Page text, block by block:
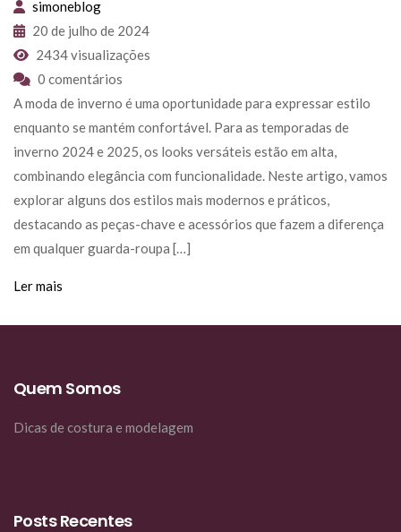
simoneblog
20 de julho de 2024
2434 visualizações
0 comentários
A moda de inverno é uma oportunidade para expressar estilo
enquanto se mantém confortável. Para as temporadas de
inverno 2024 e 2025, os looks versáteis estão em alta,
combinando elegância com funcionalidade. Neste artigo, vamos
explorar alguns dos estilos mais modernos e práticos,
destacando as peças-chave e acessórios que fazem a diferença
em qualquer guarda-roupa […]
Ler mais
Quem Somos
Dicas de costura e modelagem
Posts Recentes